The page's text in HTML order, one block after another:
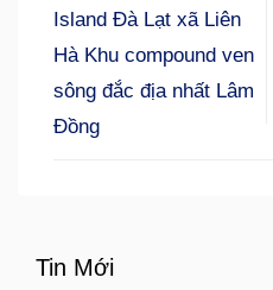
Island Đà Lạt xã Liên
Hà Khu compound ven
sông đắc địa nhất Lâm
Đồng
Tin Mới